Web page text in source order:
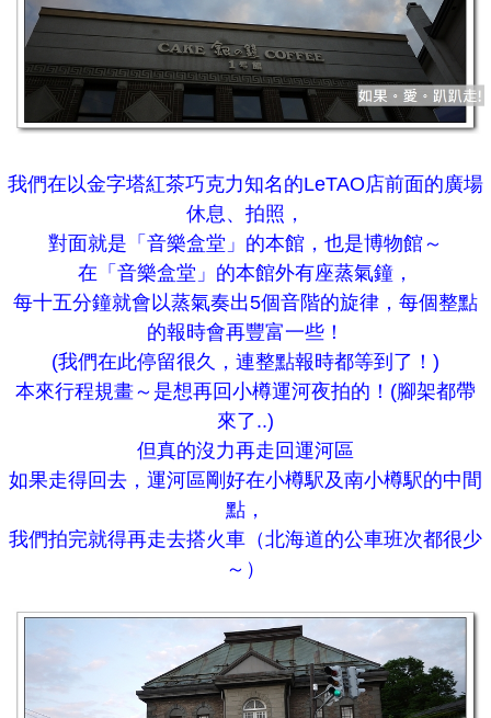
我們在以金字塔紅茶巧克力知名的LeTAO店前面的廣場
休息、拍照，
對面就是「音樂盒堂」的本館，也是博物館～
在「音樂盒堂」的本館外有座蒸氣鐘，
每十五分鐘就會以蒸氣奏出5個音階的旋律，每個整點
的報時會再豐富一些！
(我們在此停留很久，連整點報時都等到了！)
本來行程規畫～是想再回小樽運河夜拍的！(腳架都帶
來了..)
但真的沒力再走回運河區
如果走得回去，運河區剛好在小樽駅及南小樽駅的中間
點，
我們拍完就得再走去搭火車（北海道的公車班次都很少
～）